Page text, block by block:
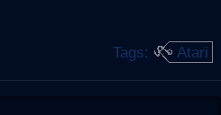
Tags: Atari